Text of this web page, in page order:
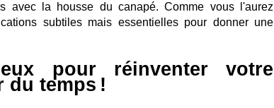
avec la housse du canapé. Comme vous l'aurez
subtiles mais essentielles pour donner une
pour réinventer votre
du temps !